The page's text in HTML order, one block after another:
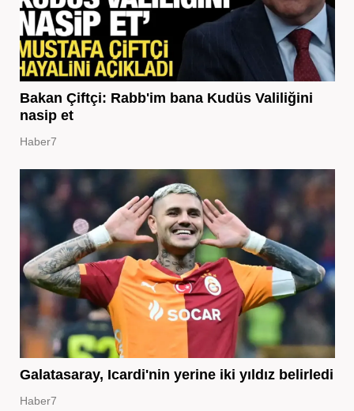
Bakan Çiftçi: Rabb'im bana Kudüs Valiliğini
nasip et
Haber7
Galatasaray, Icardi'nin yerine iki yıldız belirledi
Haber7